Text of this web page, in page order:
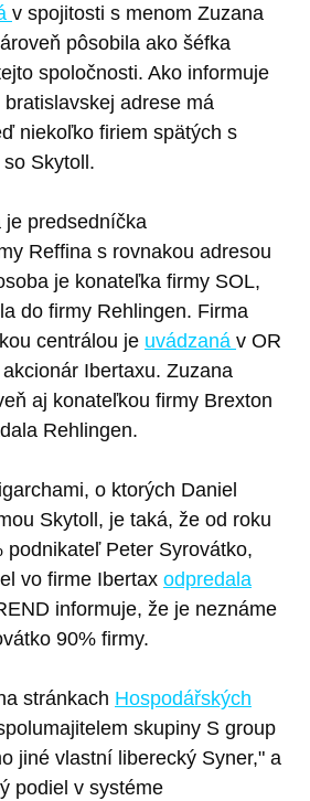
v spojitosti s menom Zuzana
pôsobila ako šéfka
spoločnosti. Ako informuje
bratislavskej adrese má
niekoľko firiem spätých s
Skytoll.
je predsedníčka
Reffina s rovnakou adresou
je konateľka firmy SOL,
do firmy Rehlingen. Firma
centrálou je uvádzaná v OR
Ibertaxu. Zuzana
aj konateľkou firmy Brexton
Rehlingen.
o ktorých Daniel
Skytoll, je taká, že od roku
podnikateľ Peter Syrovátko,
vo firme Ibertax odpredala
informuje, že je neznáme
90% firmy.
stránkach Hospodářských
skupiny S group
jiné vlastní liberecký Syner," a
podiel v systéme